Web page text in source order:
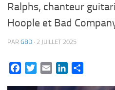
Ralphs, chanteur
Hoople et Bad
PAR GBD · 2 JUILLET 2025
FacebookTwitterEmail LinkedIn